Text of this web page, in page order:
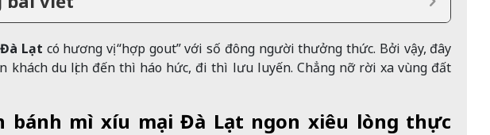
Lạt có hương vị “hợp gout” với số đông người thưởng thức. Bởi vậy, đây
khách du lịch đến thì háo hức, đi thì lưu luyến. Chẳng nỡ rời xa vùng đất
bánh mì xíu mại Đà Lạt ngon xiêu lòng thực